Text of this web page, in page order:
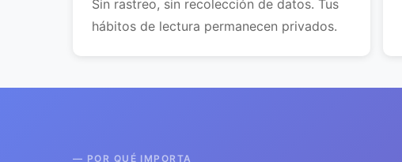
Sin rastreo, sin recolección de datos. Tus
hábitos de lectura permanecen privados.
— POR QUÉ IMPORTA